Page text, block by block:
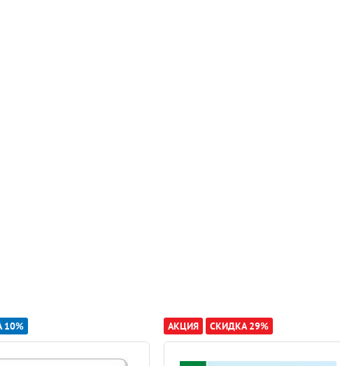
педагогической деятельности.
поможет организовать учебный процесс
стать основой для работы педагога по формированию у
универсальных учебных действий. Учитель имеет
к различным вариантам организации учебной деятельности
помощь в подготовке данной публикации творческим педагогам,
класс» (www.openclass.ru), созданным в помощь учителю.
учебного года (сентябрь) 4
10% АКЦИЯ СКИДКА 29%